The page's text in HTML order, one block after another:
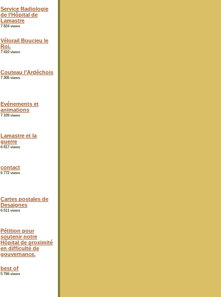
Service Radiologie
de l’Hôpital de
Lamastre
7 824 views
Vélorail Boucieu le
Roi.
7 410 views
Couteau l’Ardéchois
7 305 views
Evénements et
animations
7 109 views
Lamastre et la
guerre
6 817 views
contact
6 772 views
Cartes postales de
Desaignes
6 511 views
Pétition pour
soutenir notre
Hôpital de proximité
en difficulté de
gouvernance.
best of
5 766 views